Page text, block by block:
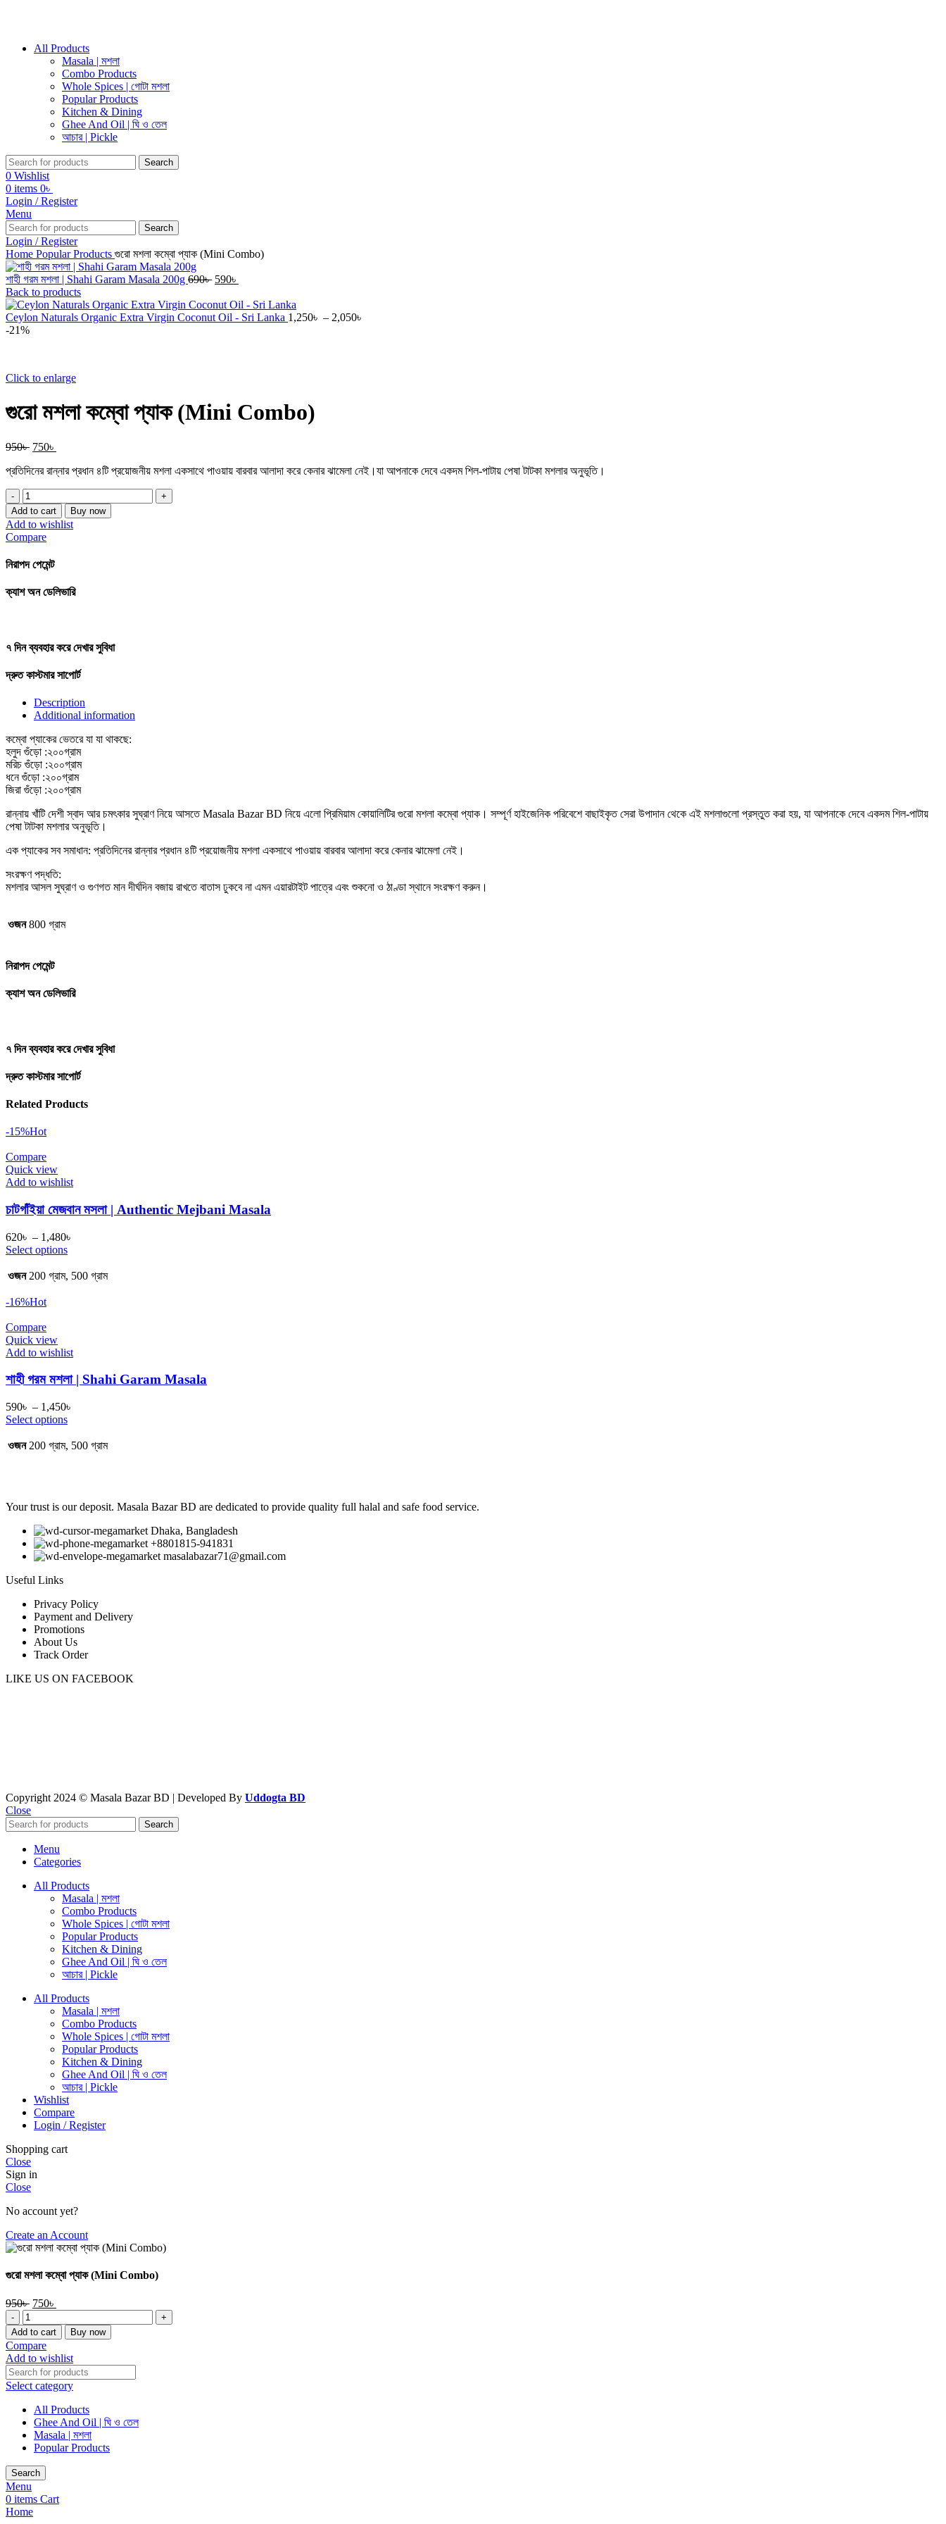
All Products
Masala | মশলা
Combo Products
Whole Spices | গোটা মশলা
Popular Products
Kitchen & Dining
Ghee And Oil | ঘি ও তেল
আচার | Pickle
Search
0 Wishlist
0 items 0৳
Login / Register
Menu
Search
Login / Register
Home Popular Products গুরো মশলা কম্বো প্যাক (Mini Combo)
শাহী গরম মশলা | Shahi Garam Masala 200g 690৳ Original
was:
690৳ .
590৳
is:
590৳ .
Back to products
Ceylon Naturals Organic Extra Virgin Coconut Oil - Sri Lanka 1,250৳ – 2,050৳
-21%
Click to enlarge
গুরো মশলা কম্বো প্যাক (Mini Combo)
950৳ Original
was:
750৳
is:
প্রতিদিনের রান্নার প্রধান ৪টি প্রয়োজনীয় মশলা একসাথে পাওয়ায় বারবার আলাদা করে কেনার ঝামেলা নেই।যা আপনাকে দেবে একদম শিল-পাটায় পেষা টাটকা মশলার অনুভূতি।
গুরো
মশলা
কম্বো
প্যাক
(Mini
Combo)
quantity
Add to cart Buy now
Add to wishlist
Compare
নিরাপদ পেমেন্ট
ক্যাশ অন ডেলিভারি
৭ দিন ব্যবহার করে দেখার সুবিধা
দ্রুত কাস্টমার সাপোর্ট
Description
Additional information
কম্বো প্যাকের ভেতরে যা যা থাকছে:
হলুদ গুঁড়ো :২০০গ্রাম
মরিচ গুঁড়ো :২০০গ্রাম
ধনে গুঁড়ো :২০০গ্রাম
জিরা গুঁড়ো :২০০গ্রাম
রান্নায় খাঁটি দেশী স্বাদ আর চমৎকার সুঘ্রাণ নিয়ে আসতে Masala Bazar BD নিয়ে এলো প্রিমিয়াম কোয়ালিটির গুরো মশলা কম্বো প্যাক। সম্পূর্ণ হাইজেনিক পরিবেশে বাছাইকৃত সেরা উপাদান থেকে এই মশলাগুলো প্রস্তুত করা হয়, যা আপনাকে দেবে একদম শিল-পাটায়
পেষা টাটকা মশলার অনুভূতি।
এক প্যাকের সব সমাধান: প্রতিদিনের রান্নার প্রধান ৪টি প্রয়োজনীয় মশলা একসাথে পাওয়ায় বারবার আলাদা করে কেনার ঝামেলা নেই।
সংরক্ষণ পদ্ধতি:
মশলার আসল সুঘ্রাণ ও গুণগত মান দীর্ঘদিন বজায় রাখতে বাতাস ঢুকবে না এমন এয়ারটাইট পাত্রে এবং শুকনো ও ঠাণ্ডা স্থানে সংরক্ষণ করুন।
ওজন 800 গ্রাম
নিরাপদ পেমেন্ট
ক্যাশ অন ডেলিভারি
৭ দিন ব্যবহার করে দেখার সুবিধা
দ্রুত কাস্টমার সাপোর্ট
Related Products
-15%Hot
Compare
Quick view
Add to wishlist
চাটগাঁইয়া মেজবান মসলা | Authentic Mejbani Masala
620৳ – 1,480৳
through
Select options
ওজন 200 গ্রাম, 500 গ্রাম
-16%Hot
Compare
Quick view
Add to wishlist
শাহী গরম মশলা | Shahi Garam Masala
590৳ – 1,450৳
through
Select options
ওজন 200 গ্রাম, 500 গ্রাম
Your trust is our deposit. Masala Bazar BD are dedicated to provide quality full halal and safe food service.
Dhaka, Bangladesh
+8801815-941831
masalabazar71@gmail.com
Useful Links
Privacy Policy
Payment and Delivery
Promotions
About Us
Track Order
LIKE US ON FACEBOOK
Copyright 2024 © Masala Bazar BD | Developed By Uddogta BD
Close
Search
Menu
Categories
All Products
Masala | মশলা
Combo Products
Whole Spices | গোটা মশলা
Popular Products
Kitchen & Dining
Ghee And Oil | ঘি ও তেল
আচার | Pickle
All Products
Masala | মশলা
Combo Products
Whole Spices | গোটা মশলা
Popular Products
Kitchen & Dining
Ghee And Oil | ঘি ও তেল
আচার | Pickle
Wishlist
Compare
Login / Register
Shopping cart
Close
Sign in
Close
No account yet?
Create an Account
গুরো মশলা কম্বো প্যাক (Mini Combo)
950৳ Original
was:
950৳ .
750৳
is:
750৳ .
গুরো
মশলা
কম্বো
প্যাক
(Mini
Combo)
quantity
Add to cart Buy now
Compare
Add to wishlist
Select category
All Products
Ghee And Oil | ঘি ও তেল
Masala | মশলা
Popular Products
Search
Menu
0 items Cart
Home